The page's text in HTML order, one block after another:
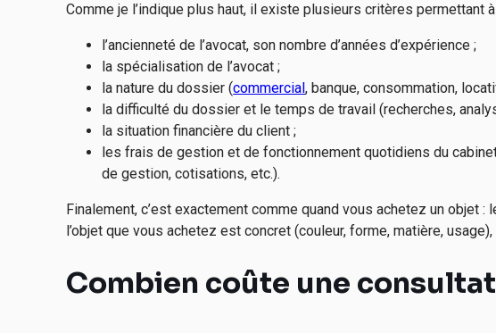
Comme je l’indique plus haut, il existe plusieurs critères permettant
l’ancienneté de l’avocat, son nombre d’années d’expérience ;
la spécialisation de l’avocat ;
la nature du dossier (commercial, banque, consommation,
la difficulté du dossier et le temps de travail (recherches,
la situation financière du client ;
les frais de gestion et de fonctionnement quotidiens du
de gestion, cotisations, etc.).
Finalement, c’est exactement comme quand vous achetez un
l’objet que vous achetez est concret (couleur, forme, matière,
Combien coûte une